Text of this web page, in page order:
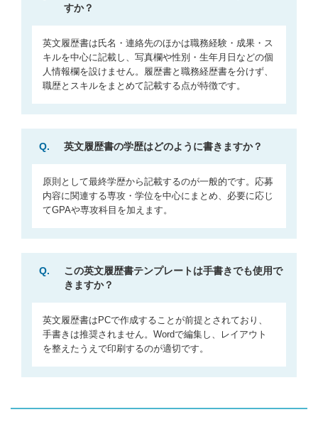
すか？
英文履歴書は氏名・連絡先のほかは職務経験・成果・ス
キルを中心に記載し、写真欄や性別・生年月日などの個
人情報欄を設けません。履歴書と職務経歴書を分けず、
職歴とスキルをまとめて記載する点が特徴です。
Q. 英文履歴書の学歴はどのように書きますか？
原則として最終学歴から記載するのが一般的です。応募
内容に関連する専攻・学位を中心にまとめ、必要に応じ
てGPAや専攻科目を加えます。
Q.
この英文履歴書テンプレートは手書きでも使用で
きますか？
英文履歴書はPCで作成することが前提とされており、
手書きは推奨されません。Wordで編集し、レイアウト
を整えたうえで印刷するのが適切です。